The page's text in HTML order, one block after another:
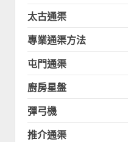
太古通渠
專業通渠方法
屯門通渠
廚房星盤
彈弓機
推介通渠